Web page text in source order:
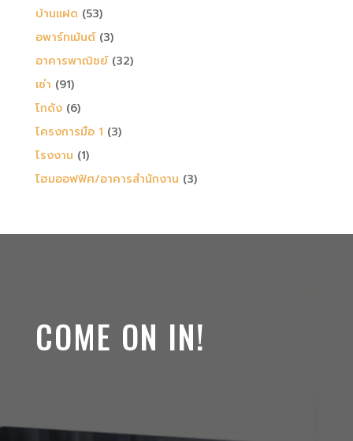
บ้านแฝด (53)
อพาร์ทเม้นต์(3)
อาคารพาณิชย์(32)
เช่า (91)
โกดัง(6)
โครงการมือ 1 (3)
โรงงาน (1)
โฮมออฟฟิศ/อาคารสำนักงาน (3)
COME ON IN!